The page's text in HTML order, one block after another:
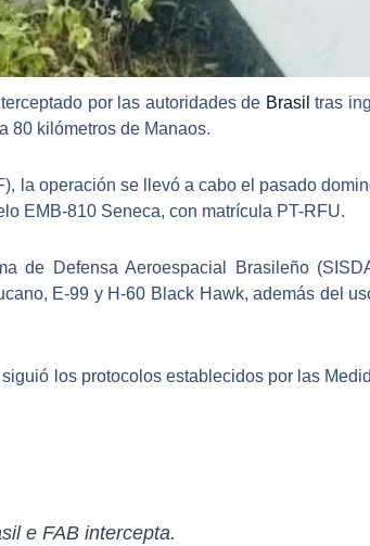
por las autoridades de Brasil tras
80 kilómetros de Manaos.
, la operación se llevó a cabo el pasado
EMB-810 Seneca, con matrícula PT-RFU.
de Defensa Aeroespacial Brasileño
, E-99 y H-60 Black Hawk, además del
los protocolos establecidos por las
e FAB intercepta.